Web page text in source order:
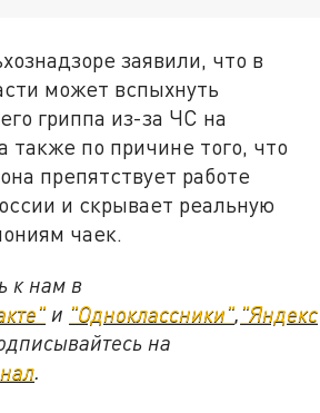
заявили, что в
может вспыхнуть
гриппа из-за ЧС на
также по причине того, что
препятствует работе
и скрывает реальную
чаек.
к нам в
и "Одноклассники", "Яндекс
на
.